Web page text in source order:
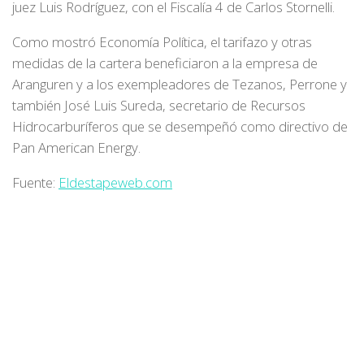
juez Luis Rodríguez, con el Fiscalía 4 de Carlos Stornelli.
Como mostró Economía Política, el tarifazo y otras
medidas de la cartera beneficiaron a la empresa de
Aranguren y a los exempleadores de Tezanos, Perrone y
también José Luis Sureda, secretario de Recursos
Hidrocarburíferos que se desempeñó como directivo de
Pan American Energy.
Fuente: Eldestapeweb.com